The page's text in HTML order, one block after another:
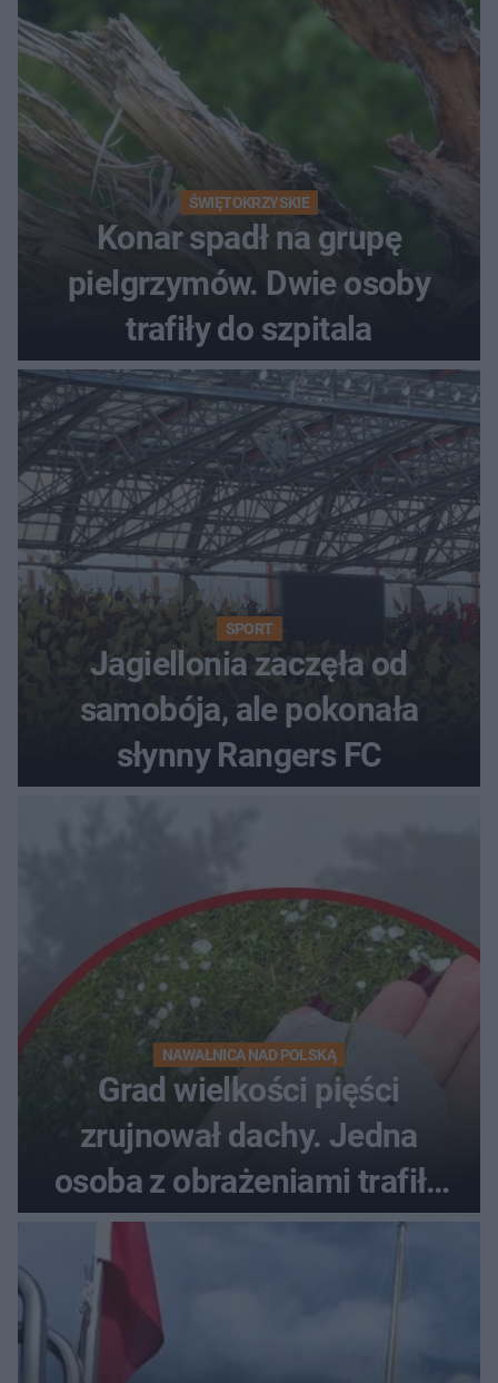
ŚWIĘTOKRZYSKIE
Konar spadł na grupę
pielgrzymów. Dwie osoby
trafiły do szpitala
SPORT
Jagiellonia zaczęła od
samobója, ale pokonała
słynny Rangers FC
NAWAŁNICA NAD POLSKĄ
Grad wielkości pięści
zrujnował dachy. Jedna
osoba z obrażeniami trafiła
do szpitala